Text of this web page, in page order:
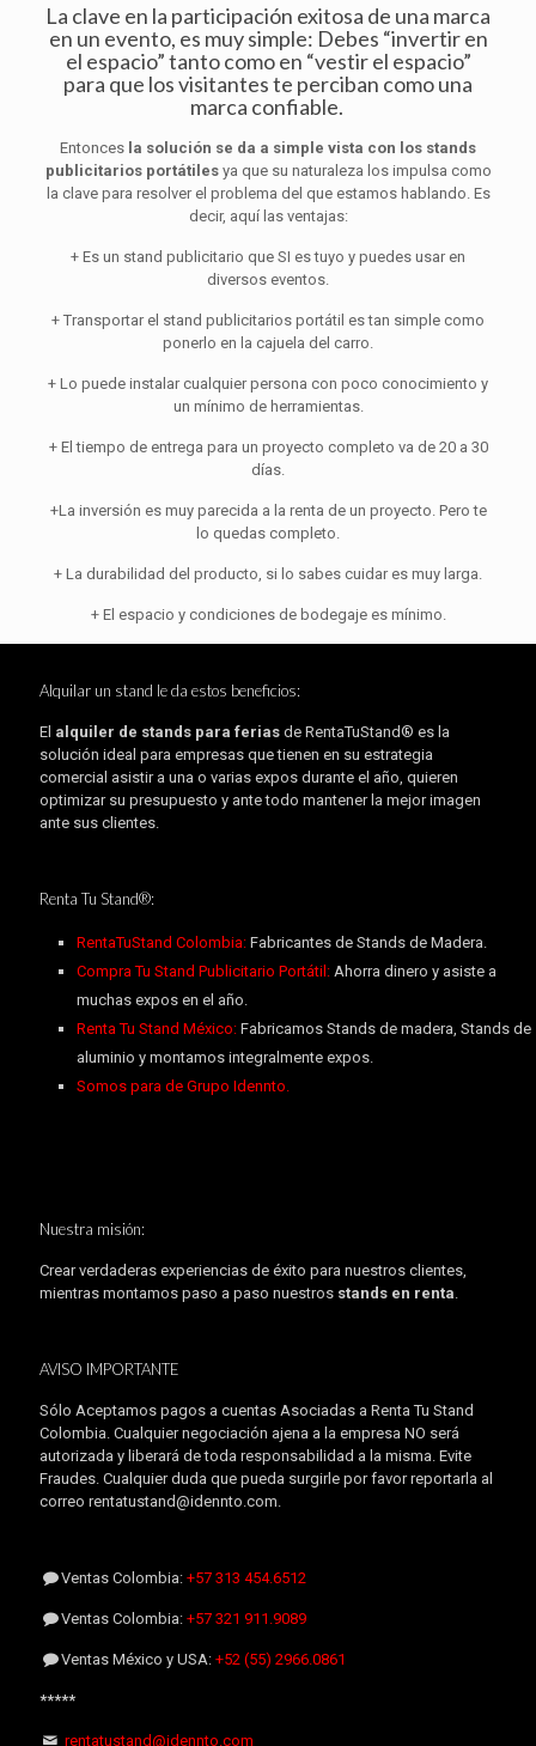
La clave en la participación exitosa de una marca
en un evento, es muy simple: Debes “invertir en
el espacio” tanto como en “vestir el espacio”
para que los visitantes te perciban como una
marca confiable.
Entonces la solución se da a simple vista con los stands
publicitarios portátilesya que su naturaleza los impulsa como
la clave para resolver el problema del que estamos hablando. Es
decir, aquí las ventajas:
+ Es un stand publicitario que SI es tuyo y puedes usar en
diversos eventos.
+ Transportar el stand publicitarios portátil es tan simple como
ponerlo en la cajuela del carro.
+ Lo puede instalar cualquier persona con poco conocimiento y
un mínimo de herramientas.
+ El tiempo de entrega para un proyecto completo va de 20 a 30
días.
+La inversión es muy parecida a la renta de un proyecto. Pero te
lo quedas completo.
+ La durabilidad del producto, si lo sabes cuidar es muy larga.
+ El espacio y condiciones de bodegaje es mínimo.
Alquilar un stand le da estos beneficios:
El alquiler de stands para ferias de RentaTuStand® es la
solución ideal para empresas que tienen en su estrategia
comercial asistir a una o varias expos durante el año, quieren
optimizar su presupuesto y ante todo mantener la mejor imagen
ante sus clientes.
Renta Tu Stand®:
RentaTuStand Colombia: Fabricantes de Stands de Madera.
Compra Tu Stand Publicitario Portátil:Ahorra dinero y asiste a
muchas expos en el año.
Renta Tu Stand México:Fabricamos Stands de madera, Stands de
aluminio y montamos integralmente expos.
Somos para de Grupo Idennto.
Nuestra misión:
Crear verdaderas experiencias de éxito para nuestros clientes,
mientras montamos paso a paso nuestros stands en renta
AVISO IMPORTANTE
Sólo Aceptamos pagos a cuentas Asociadas a Renta Tu Stand
Colombia. Cualquier negociación ajena a la empresa NO será
autorizada y liberará de toda responsabilidad a la misma. Evite
Fraudes. Cualquier duda que pueda surgirle por favor reportarla al
correo rentatustand@idennto.com.
Ventas Colombia:+57 313 454.6512
Ventas Colombia:+57 321 911.9089
Ventas México y USA:+52 (55) 2966.0861
*****
rentatustand@idennto.com